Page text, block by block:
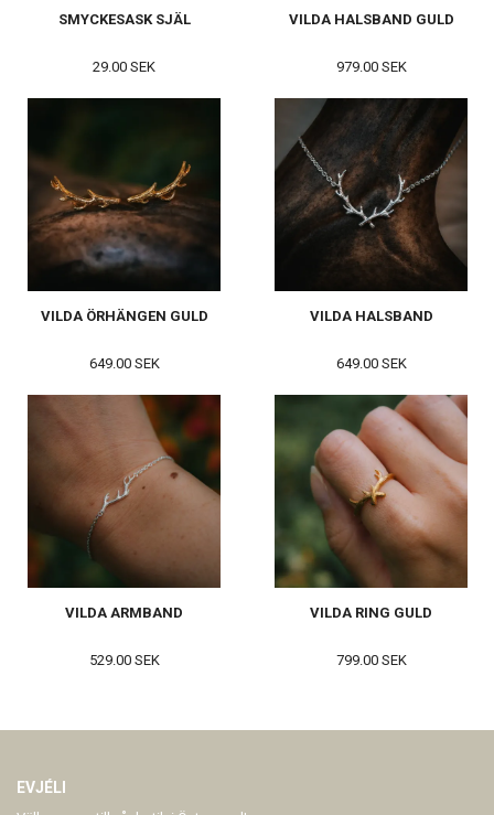
SMYCKESASK SJÄL
29.00 SEK
VILDA HALSBAND GULD
979.00 SEK
VILDA ÖRHÄNGEN GULD
649.00 SEK
VILDA HALSBAND
649.00 SEK
VILDA ARMBAND
529.00 SEK
VILDA RING GULD
799.00 SEK
EVJÉLI